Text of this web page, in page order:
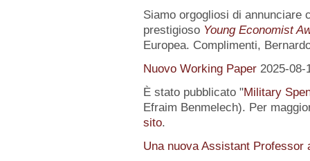
Siamo orgogliosi di annunciare
prestigioso Young Economist
Europea. Complimenti,
Nuovo Working Paper 2025-08-
È stato pubblicato "Military
Efraim Benmelech). Per
sito.
Una nuova Assistant Professor